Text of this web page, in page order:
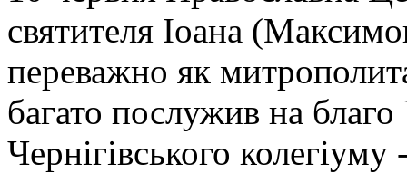
святителя Іоана
переважно як
багато послужив на
Чернігівського